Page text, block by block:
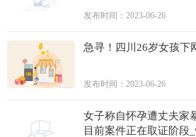
发布时间：2023-06-26
急寻！四川26岁女孩下
发布时间：2023-06-26
女子称自怀孕遭丈夫家
目前案件正在取证阶段